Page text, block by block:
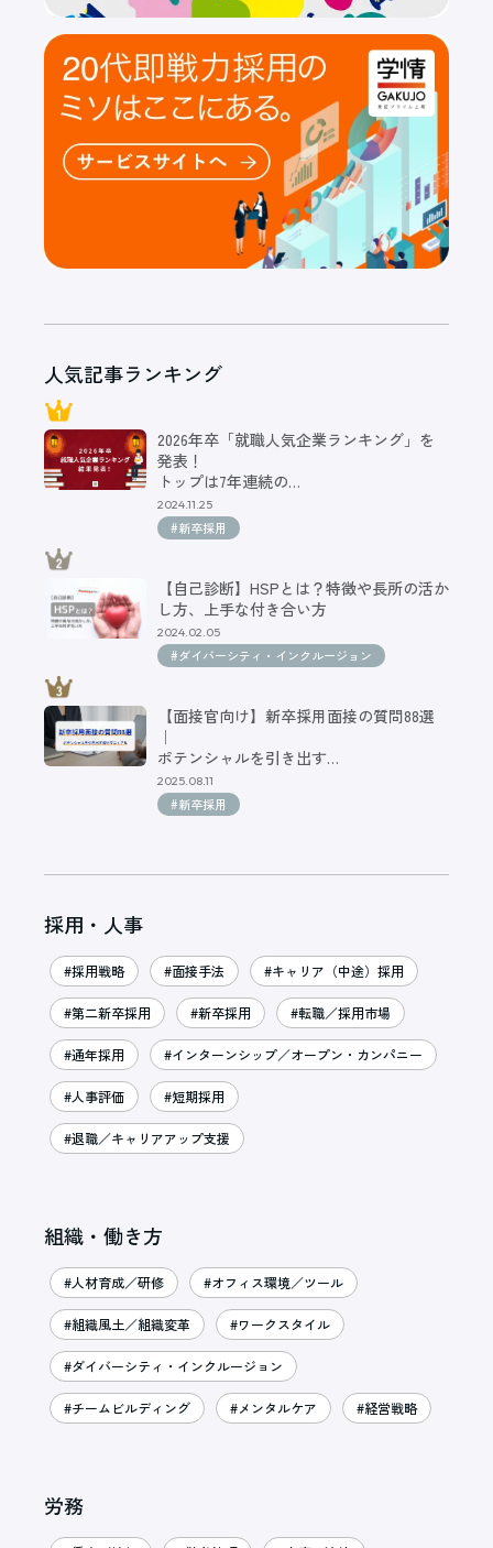
人気記事ランキング
2026年卒「就職人気企業ランキング」を
発表！
トップは7年連続の…
2024.11.25
#新卒採用
【自己診断】HSPとは？特徴や長所の活か
し方、上手な付き合い方
2024.02.05
#ダイバーシティ・インクルージョン
【面接官向け】新卒採用面接の質問88選
｜
ポテンシャルを引き出す…
2025.08.11
#新卒採用
採用・人事
#採用戦略 #面接手法 #キャリア（中途）採用
#第二新卒採用 #新卒採用 #転職／採用市場
#通年採用 #インターンシップ／オープン・カンパニー
#人事評価 #短期採用
#退職／キャリアアップ支援
組織・働き方
#人材育成／研修 #オフィス環境／ツール
#組織風土／組織変革 #ワークスタイル
#ダイバーシティ・インクルージョン
#チームビルディング #メンタルケア #経営戦略
労務